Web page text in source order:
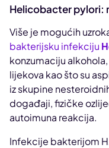
Helicobacter pylori:
Više je mogućih
bakterijsku infekciju
konzumaciju
lijekova kao što su
iz skupine
događaji, fizičke
autoimuna reakcija.
Infekcije bakterijom